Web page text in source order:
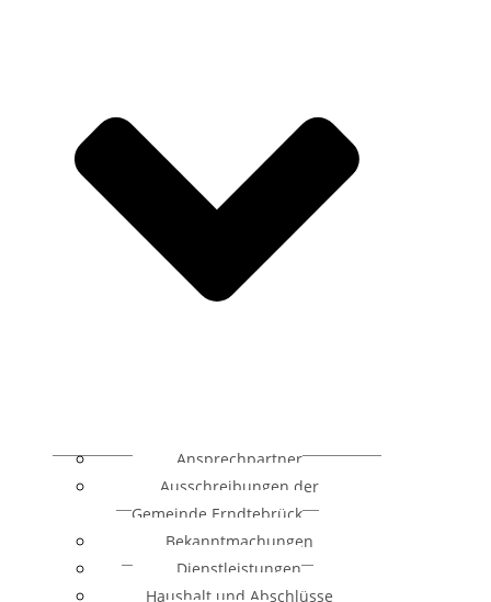
Ansprechpartner
Ausschreibungen der
Gemeinde Erndtebrück
Bekanntmachungen
Dienstleistungen
Haushalt und Abschlüsse